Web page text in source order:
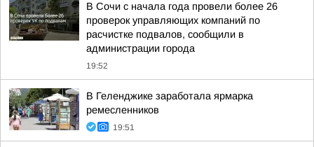
В Сочи с начала года провели более 26
проверок управляющих компаний по
расчистке подвалов, сообщили в
администрации города
19:52
В Геленджике заработала ярмарка
ремесленников
19:51